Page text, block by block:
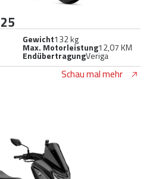
Gewicht132 kg
Max. Motorleistung12,07 KM
EndübertragungVeriga
Schau mal mehr